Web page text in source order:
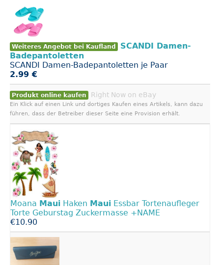
Weiteres Angebot bei Kaufland
SCANDI Damen-
Badepantoletten
SCANDI Damen-Badepantoletten je Paar
2.99 €
Produkt online kaufen Right Now on eBay
Ein Klick auf einen Link und dortiges Kaufen eines Artikels, kann dazu
führen, dass der Betreiber dieser Seite eine Provision erhält.
Moana Maui Haken Maui Essbar Tortenaufleger
Torte Geburstag Zuckermasse +NAME
€10.90